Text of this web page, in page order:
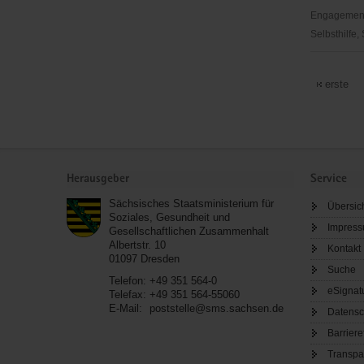
Selbsthilfe,
Zittau-
erste
Herausgeber
Sächsisches Staatsministerium für
Soziales, Gesundheit und
Gesellschaftlichen Zusammenhalt
Albertstr. 10
01097 Dresden
Telefon: +49 351 564-0
Telefax: +49 351 564-55060
E-Mail:
poststelle@sms.sachsen.de
Service
Kontakt
Suche